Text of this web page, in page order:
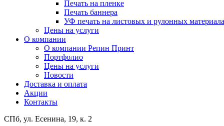
Печать на пленке
Печать баннера
УФ печать на листовых и рулонных
Цены на услуги
О компании
О компании Репин Принт
Портфолио
Цены на услуги
Новости
Доставка и оплата
Акции
Контакты
СПб, ул. Есенина, 19, к. 2